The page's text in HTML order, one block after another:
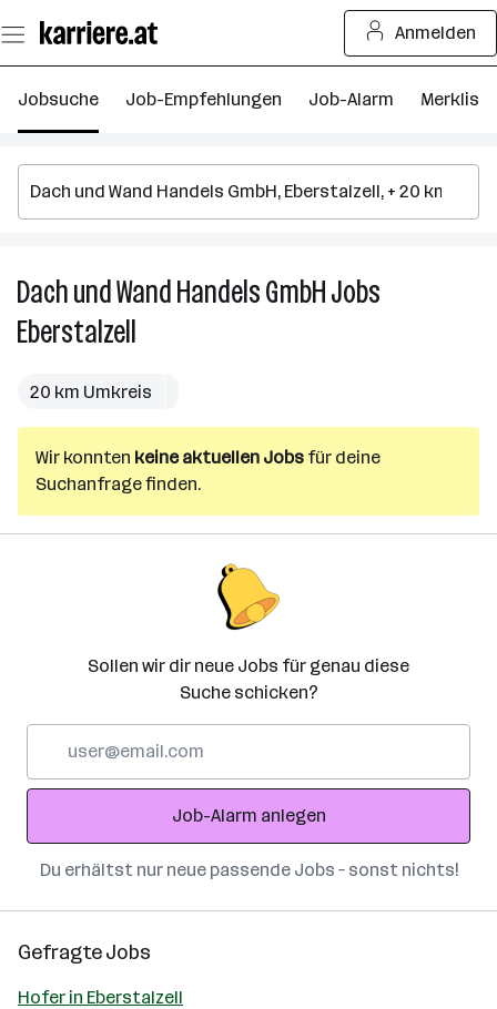
Seiteninhalt
springen
Anmelden
Jobsuche Job-Empfehlungen Job-Alarm Merkliste
Dach und Wand Handels GmbHJobs
Eberstalzell
20 km Umkreis
Wir konnten keine aktuellen Jobs für deine
Suchanfrage finden.
Sollen wir dir neue Jobs für genau diese
Suche schicken?
Adresse
Job-Alarm anlegen
Du erhältst nur neue passende Jobs – sonst nichts!
Gefragte Jobs
Hofer in Eberstalzell